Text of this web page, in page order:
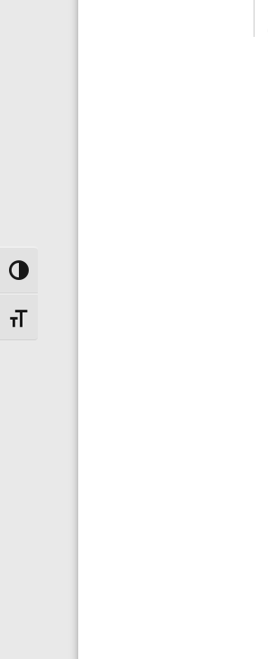
Attiva/disattiva alto contrasto
Attiva/disattiva dimensione testo